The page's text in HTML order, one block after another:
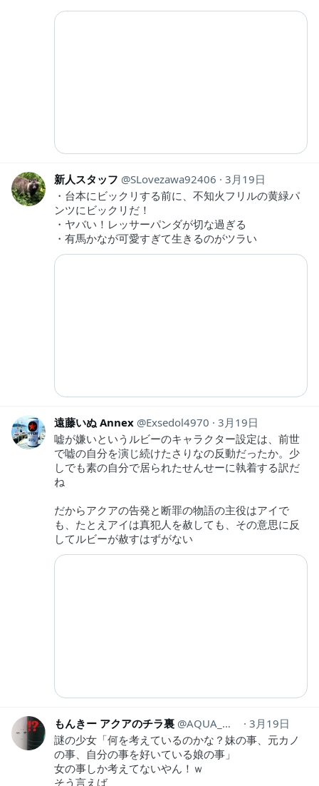
新人スタッフ SLovezawa92406
3月19日
・台本にビックリする前に、不知火フリルの黄緑パ
ンツにビックリだ！
・ヤバい！レッサーパンダが切な過ぎる
・有馬かなが可愛すぎて生きるのがツラい
遠藤いぬ Annex Exsedol4970
3月19日
嘘が嫌いというルビーのキャラクター設定は、前世
で嘘の自分を演じ続けたさりなの反動だったか。少
しでも素の自分で居られたせんせーに執着する訳だ
ね
だからアクアの告発と断罪の物語の主役はアイで
も、たとえアイは真犯人を赦しても、その意思に反
してルビーが赦すはずがない
もんきー アクアのチラ裏 AQUA_MONKEY_SUB
3月19日
謎の少女「何を考えているのかな？妹の事、元カノ
の事、自分の事を好いている娘の事」
女の事しか考えてないやん！ｗ
そう言えば